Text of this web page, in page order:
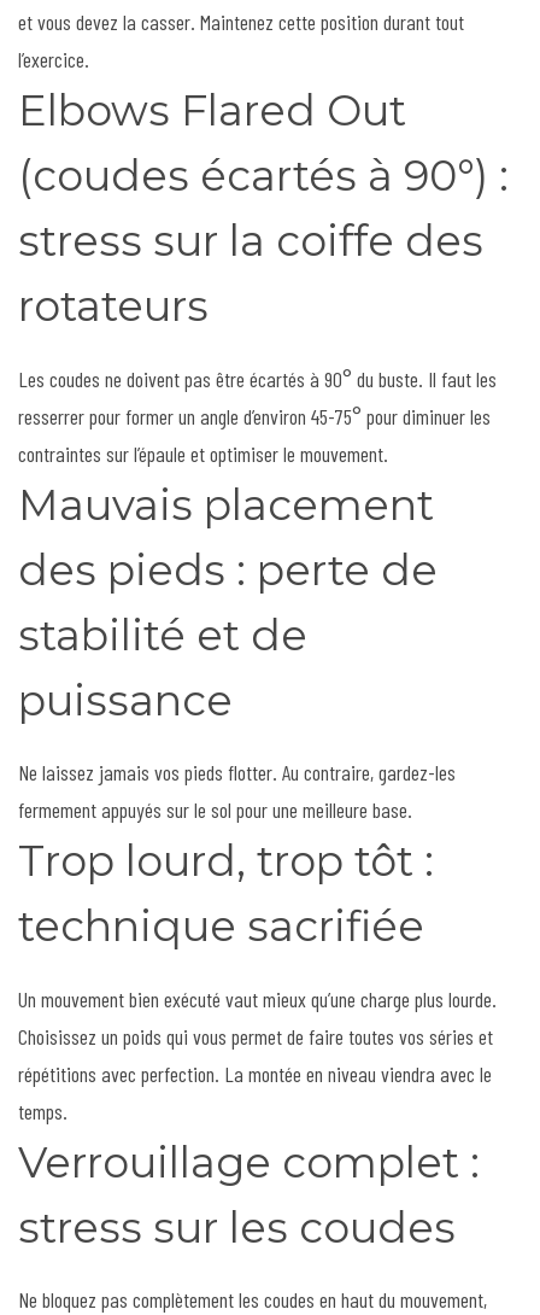
et vous devez la casser. Maintenez cette position durant tout
l’exercice.
Elbows Flared Out
(coudes écartés à 90°) :
stress sur la coiffe des
rotateurs
Les coudes ne doivent pas être écartés à 90° du buste. Il faut les
resserrer pour former un angle d’environ 45-75° pour diminuer les
contraintes sur l’épaule et optimiser le mouvement.
Mauvais placement
des pieds : perte de
stabilité et de
puissance
Ne laissez jamais vos pieds flotter. Au contraire, gardez-les
fermement appuyés sur le sol pour une meilleure base.
Trop lourd, trop tôt :
technique sacrifiée
Un mouvement bien exécuté vaut mieux qu’une charge plus lourde.
Choisissez un poids qui vous permet de faire toutes vos séries et
répétitions avec perfection. La montée en niveau viendra avec le
temps.
Verrouillage complet :
stress sur les coudes
Ne bloquez pas complètement les coudes en haut du mouvement,